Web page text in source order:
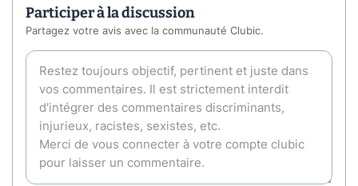
Participer à la discussion
Partagez votre avis avec la communauté Clubic.